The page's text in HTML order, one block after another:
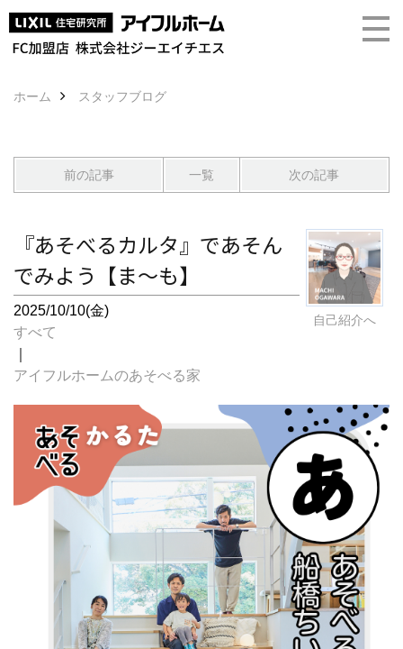
ホーム スタッフブログ
前の記事 一覧 次の記事
自己紹介へ
『あそべるカルタ』であそん
でみよう【ま～も】
2025/10/10(金)
すべて
アイフルホームのあそべる家